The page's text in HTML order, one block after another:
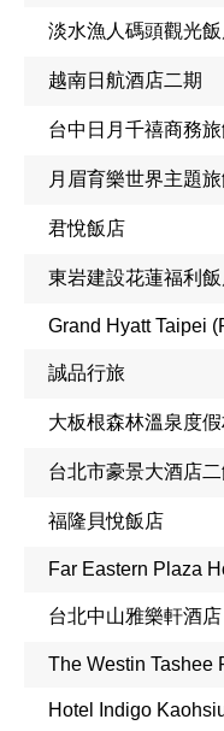
淡水漁人碼頭觀光
越南日航酒店二期
台中日月千禧商務
月眉育樂世界主題
君悅飯店
東岩建設花蓮福利
Grand Hyatt Taipei
誠品行旅
大板根森林溫泉度
台北市豪景大酒店
福隆貝悅飯店
Far Eastern Plaza
台北中山雅樂軒酒店
The Westin Tashee
Hotel Indigo